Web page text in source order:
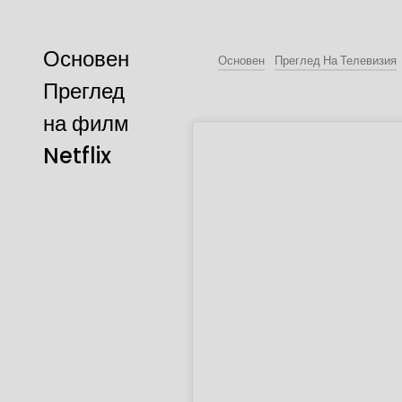
Основен
Преглед
на филм
Netflix
Основен Преглед На Телевизия